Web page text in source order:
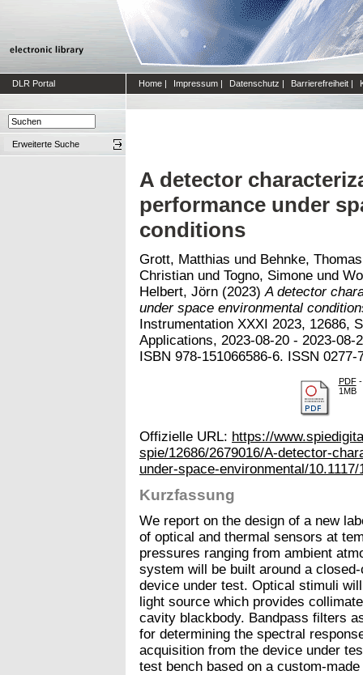
DLR Portal Home | Impressum | Datenschutz | Barrierefreiheit |
Erweiterte Suche
A detector
performance under
conditions
Grott, Matthias und Behnke, Thomas
Christian und Togno, Simone und
Helbert, Jörn (2023) A detector
under space environmental
Instrumentation XXXI 2023, 12686,
Applications, 2023-08-20 - 2023-
ISBN 978-151066586-6. ISSN 0277-
PDF-
1MB
Offizielle URL: https://
spie/12686/2679016/A-detector-
under-space-environmental/
Kurzfassung
We report on the design of a new
of optical and thermal sensors at
pressures ranging from ambient
system will be built around a
device under test. Optical stimuli
light source which provides
cavity blackbody. Bandpass filters
for determining the spectral
acquisition from the device under
test bench based on a custom-